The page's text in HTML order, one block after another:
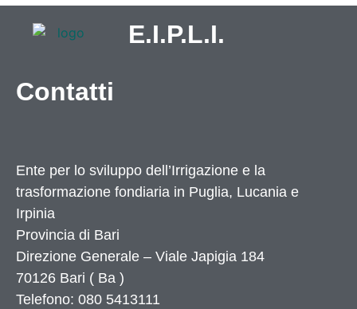
E.I.P.L.I.
Contatti
Ente per lo sviluppo dell’Irrigazione e la
trasformazione fondiaria in Puglia, Lucania e
Irpinia
Provincia di Bari
Direzione Generale – Viale Japigia 184
70126 Bari ( Ba )
Telefono: 080 5413111